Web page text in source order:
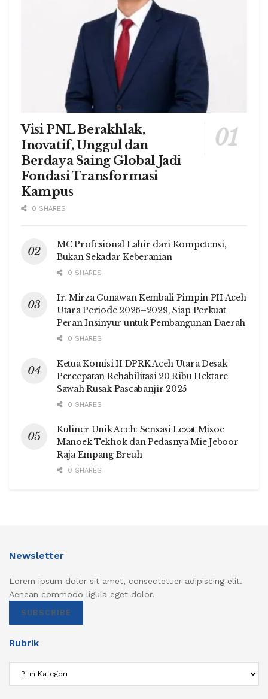
Visi PNL Berakhlak,
Inovatif, Unggul dan
Berdaya Saing Global Jadi
Fondasi Transformasi
Kampus
0 SHARES
MC Profesional Lahir dari Kompetensi,
Bukan Sekadar Keberanian
0 SHARES
Ir. Mirza Gunawan Kembali Pimpin PII Aceh
Utara Periode 2026–2029, Siap Perkuat
Peran Insinyur untuk Pembangunan Daerah
0 SHARES
Ketua Komisi II DPRK Aceh Utara Desak
Percepatan Rehabilitasi 20 Ribu Hektare
Sawah Rusak Pascabanjir 2025
0 SHARES
Kuliner Unik Aceh: Sensasi Lezat Misoe
Manoek Tekhok dan Pedasnya Mie Jeboor
Raja Empang Breuh
0 SHARES
Newsletter
Lorem ipsum dolor sit amet, consectetuer adipiscing elit.
Aenean commodo ligula eget dolor.
SUBSCRIBE
Rubrik